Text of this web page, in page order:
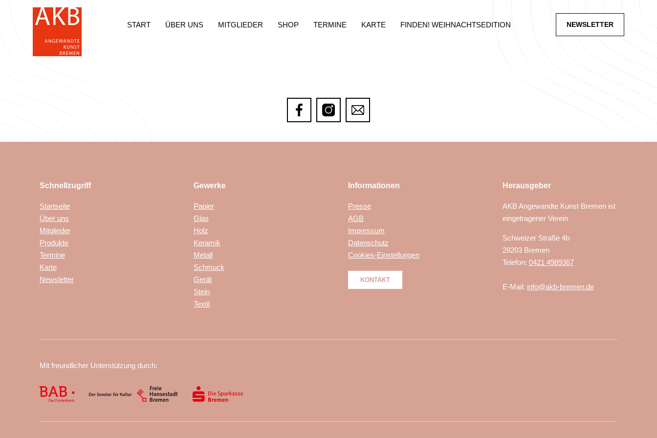
START ÜBER UNS MITGLIEDER SHOP TERMINE KARTE FINDEN! WEIHNACHTSEDITION NEWSLETTER
Schnellzugriff
Startseite
Über uns
Mitglieder
Produkte
Termine
Karte
Newsletter
Gewerke
Papier
Glas
Holz
Keramik
Metall
Schmuck
Gerät
Stein
Textil
Informationen
Presse
AGB
Impressum
Datenschutz
Cookies-Einstellungen
KONTAKT
Herausgeber
AKB Angewandte Kunst Bremen ist
eingetragener Verein
Schweizer Straße 4b
28203 Bremen
Telefon: 0421 4989367
E-Mail: info@akb-bremen.de
Mit freundlicher Unterstützung durch: